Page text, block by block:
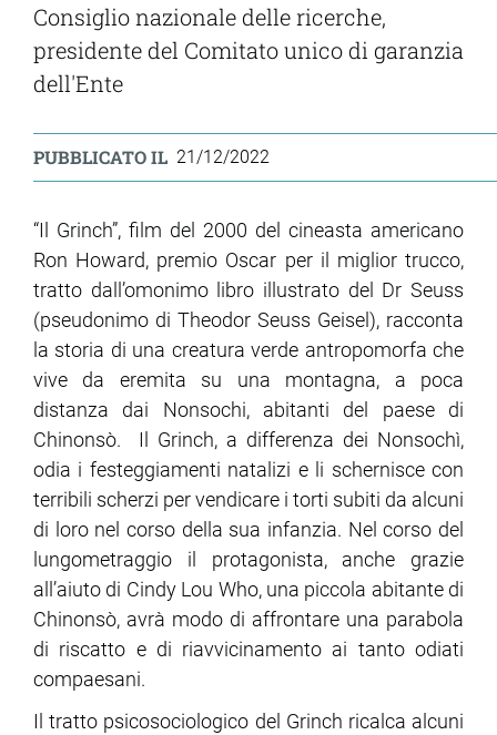
Consiglio nazionale delle ricerche,
presidente del Comitato unico di garanzia
dell'Ente
PUBBLICATO IL 21/12/2022
“Il Grinch”, film del 2000 del cineasta americano
Ron Howard, premio Oscar per il miglior trucco,
tratto dall’omonimo libro illustrato del Dr Seuss
(pseudonimo di Theodor Seuss Geisel), racconta
la storia di una creatura verde antropomorfa che
vive da eremita su una montagna, a poca
distanza dai Nonsochi, abitanti del paese di
Chinonsò. Il Grinch, a differenza dei Nonsochì,
odia i festeggiamenti natalizi e li schernisce con
terribili scherzi per vendicare i torti subiti da alcuni
di loro nel corso della sua infanzia. Nel corso del
lungometraggio il protagonista, anche grazie
all’aiuto di Cindy Lou Who, una piccola abitante di
Chinonsò, avrà modo di affrontare una parabola
di riscatto e di riavvicinamento ai tanto odiati
compaesani.
Il tratto psicosociologico del Grinch ricalca alcuni